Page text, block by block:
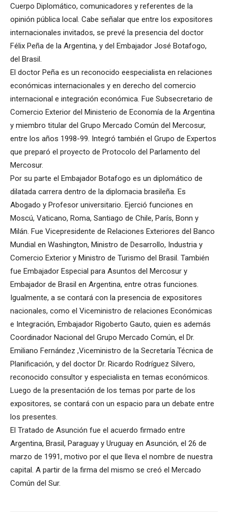
Cuerpo Diplomático, comunicadores y referentes de la
opinión pública local. Cabe señalar que entre los expositores
internacionales invitados, se prevé la presencia del doctor
Félix Peña de la Argentina, y del Embajador José Botafogo,
del Brasil.
El doctor Peña es un reconocido eespecialista en relaciones
económicas internacionales y en derecho del comercio
internacional e integración económica. Fue Subsecretario de
Comercio Exterior del Ministerio de Economía de la Argentina
y miembro titular del Grupo Mercado Común del Mercosur,
entre los años 1998-99. Integró también el Grupo de Expertos
que preparó el proyecto de Protocolo del Parlamento del
Mercosur.
Por su parte el Embajador Botafogo es un diplomático de
dilatada carrera dentro de la diplomacia brasileña. Es
Abogado y Profesor universitario. Ejerció funciones en
Moscú, Vaticano, Roma, Santiago de Chile, París, Bonn y
Milán. Fue Vicepresidente de Relaciones Exteriores del Banco
Mundial en Washington, Ministro de Desarrollo, Industria y
Comercio Exterior y Ministro de Turismo del Brasil. También
fue Embajador Especial para Asuntos del Mercosur y
Embajador de Brasil en Argentina, entre otras funciones.
Igualmente, a se contará con la presencia de expositores
nacionales, como el Viceministro de relaciones Económicas
e Integración, Embajador Rigoberto Gauto, quien es además
Coordinador Nacional del Grupo Mercado Común, el Dr.
Emiliano Fernández ,Viceministro de la Secretaría Técnica de
Planificación, y del doctor Dr. Ricardo Rodríguez Silvero,
reconocido consultor y especialista en temas económicos.
Luego de la presentación de los temas por parte de los
expositores, se contará con un espacio para un debate entre
los presentes.
El Tratado de Asunción fue el acuerdo firmado entre
Argentina, Brasil, Paraguay y Uruguay en Asunción, el 26 de
marzo de 1991, motivo por el que lleva el nombre de nuestra
capital. A partir de la firma del mismo se creó el Mercado
Común del Sur.